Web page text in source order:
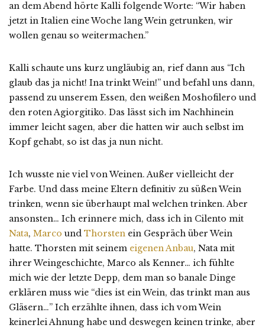
an dem Abend hörte Kalli folgende Worte: “Wir haben
jetzt in Italien eine Woche lang Wein getrunken, wir
wollen genau so weitermachen.”
Kalli schaute uns kurz ungläubig an, rief dann aus “Ich
glaub das ja nicht! Ina trinkt Wein!” und befahl uns dann,
passend zu unserem Essen, den weißen Moshofilero und
den roten Agiorgitiko. Das lässt sich im Nachhinein
immer leicht sagen, aber die hatten wir auch selbst im
Kopf gehabt, so ist das ja nun nicht.
Ich wusste nie viel von Weinen. Außer vielleicht der
Farbe. Und dass meine Eltern definitiv zu süßen Wein
trinken, wenn sie überhaupt mal welchen trinken. Aber
ansonsten… Ich erinnere mich, dass ich in Cilento mit
Nata, Marco und Thorsten ein Gespräch über Wein
hatte. Thorsten mit seinem eigenen Anbau, Nata mit
ihrer Weingeschichte, Marco als Kenner… ich fühlte
mich wie der letzte Depp, dem man so banale Dinge
erklären muss wie “dies ist ein Wein, das trinkt man aus
Gläsern…” Ich erzählte ihnen, dass ich vom Wein
keinerlei Ahnung habe und deswegen keinen trinke, aber